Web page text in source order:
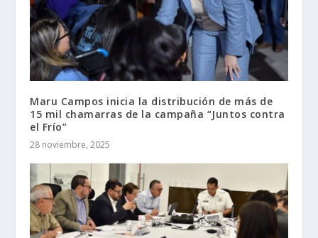
Maru Campos inicia la distribución de más de
15 mil chamarras de la campaña “Juntos contra
el Frío”
28 noviembre, 2025